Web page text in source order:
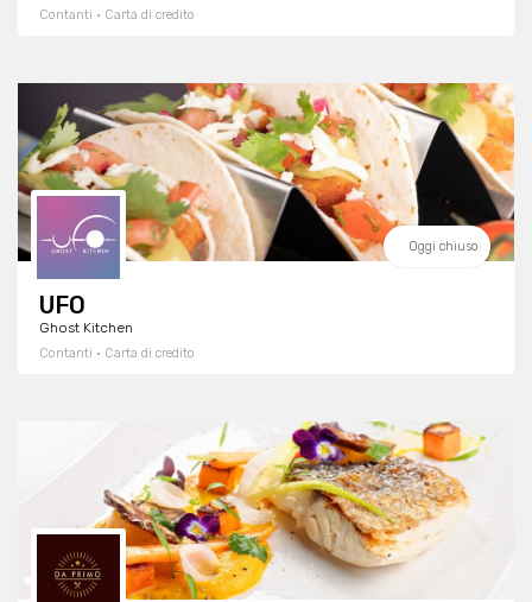
Contanti · Carta di credito
Oggi chiuso
UFO
Ghost Kitchen
Contanti · Carta di credito